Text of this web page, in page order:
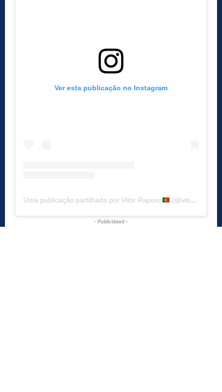
Ver esta publicação no Instagram
Uma publicação partilhada por Vitor Raposo (@vitinha_rr)
- Publicidaed -